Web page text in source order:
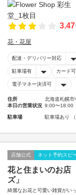
3.47
花・花屋
配達・デリバリー対応
駐車場有 カード可
電子マネー決済可
住所
北海道札幌
本日の営業状況 9:00〜18:00
駐車場 駐車場あり （
店舗公式 ネット予約スピ
花と住まいのお
ズ」
綺麗なお花と可愛い雑貨がい